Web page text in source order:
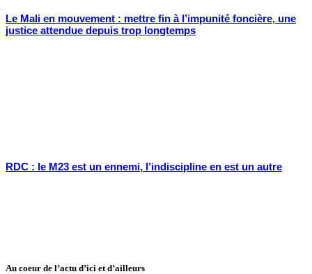
Le Mali en mouvement : mettre fin à l’impunité foncière, une
justice attendue depuis trop longtemps
RDC : le M23 est un ennemi, l’indiscipline en est un autre
Au coeur de l’actu d’ici et d’ailleurs